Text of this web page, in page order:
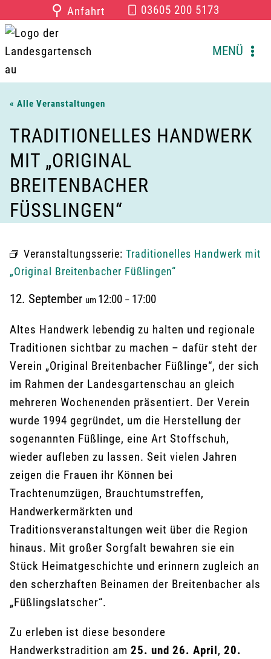
Inhalt
springen
⚲ Anfahrt 03605 200 5173
MENÜ
« Alle Veranstaltungen
TRADITIONELLES HANDWERK
MIT „ORIGINAL
BREITENBACHER
FÜSSLINGEN“
Veranstaltungsserie: Traditionelles Handwerk mit
„Original Breitenbacher Füßlingen“
12. September um 12:00 – 17:00
Altes Handwerk lebendig zu halten und regionale
Traditionen sichtbar zu machen – dafür steht der
Verein „Original Breitenbacher Füßlinge“, der sich
im Rahmen der Landesgartenschau an gleich
mehreren Wochenenden präsentiert. Der Verein
wurde 1994 gegründet, um die Herstellung der
sogenannten Füßlinge, eine Art Stoffschuh,
wieder aufleben zu lassen. Seit vielen Jahren
zeigen die Frauen ihr Können bei
Trachtenumzügen, Brauchtumstreffen,
Handwerkermärkten und
Traditionsveranstaltungen weit über die Region
hinaus. Mit großer Sorgfalt bewahren sie ein
Stück Heimatgeschichte und erinnern zugleich an
den scherzhaften Beinamen der Breitenbacher als
„Füßlingslatscher“.
Zu erleben ist diese besondere
Handwerkstradition am 25. und 26. April, 20.